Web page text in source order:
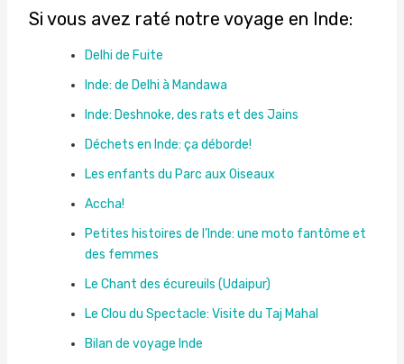
Si vous avez raté notre voyage en Inde:
Delhi de Fuite
Inde: de Delhi à Mandawa
Inde: Deshnoke, des rats et des Jains
Déchets en Inde: ça déborde!
Les enfants du Parc aux Oiseaux
Accha!
Petites histoires de l’Inde: une moto fantôme et
des femmes
Le Chant des écureuils (Udaipur)
Le Clou du Spectacle: Visite du Taj Mahal
Bilan de voyage Inde